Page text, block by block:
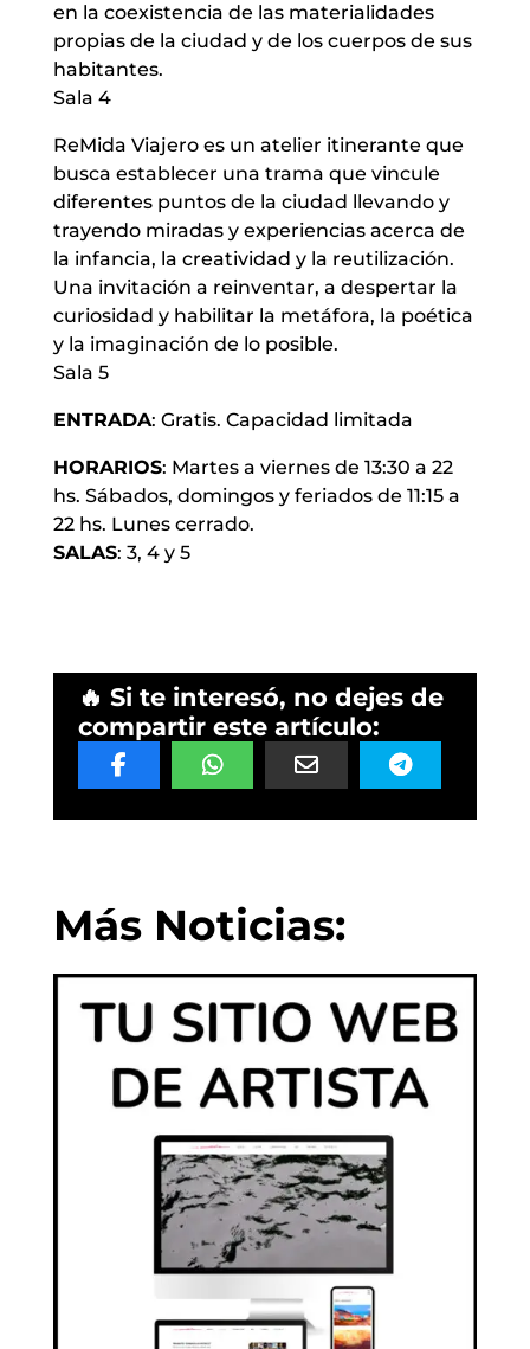
en la coexistencia de las materialidades
propias de la ciudad y de los cuerpos de sus
habitantes.
Sala 4
ReMida Viajero es un atelier itinerante que
busca establecer una trama que vincule
diferentes puntos de la ciudad llevando y
trayendo miradas y experiencias acerca de
la infancia, la creatividad y la reutilización.
Una invitación a reinventar, a despertar la
curiosidad y habilitar la metáfora, la poética
y la imaginación de lo posible.
Sala 5
ENTRADA: Gratis. Capacidad limitada
HORARIOS: Martes a viernes de 13:30 a 22
hs. Sábados, domingos y feriados de 11:15 a
22 hs. Lunes cerrado.
SALAS: 3, 4 y 5
🔥 Si te interesó, no dejes de
compartir este artículo:
Más Noticias: